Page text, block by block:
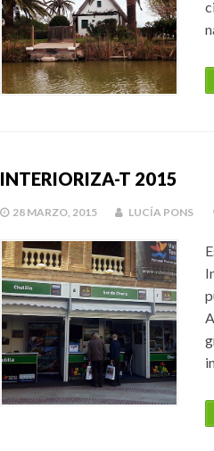
INTERIORIZA-T 2015
28 MARZO, 2015 LUCÍA PONS